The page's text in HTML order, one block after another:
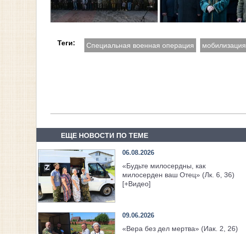
Теги: Специальная военная операция мобилизация
ЕЩЕ НОВОСТИ ПО ТЕМЕ
06.08.2026
«Будьте милосердны, как
милосерден ваш Отец» (Лк. 6, 36)
[+Видео]
09.06.2026
«Вера без дел мертва» (Иак. 2, 26)